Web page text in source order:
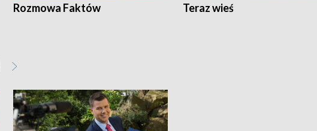
Rozmowa Faktów Teraz wieś